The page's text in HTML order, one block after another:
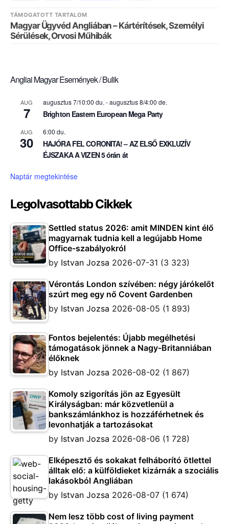
TÁMOGATOTT TARTALOM
Magyar Ügyvéd Angliában – Kártérítések, Személyi
Sérülések, Orvosi Műhibák
Angliai Magyar Események / Bulik
AUG
7
augusztus 7/10:00 du. -augusztus 8/4:00 de.
Brighton Eastern European Mega Party
AUG
30
6:00 du.
HAJÓRA FEL CORONITA! – AZ ELSŐ EXKLUZÍV
ÉJSZAKA A VIZEN 5 órán át
Naptár megtekintése
Legolvasottabb Cikkek
Settled status 2026: amit MINDEN kint élő
magyarnak tudnia kell a legújabb Home
Office-szabályokról
by Istvan Jozsa 2026-07-31 (3 323)
Vérontás London szívében: négy járókelőt
szúrt meg egy nő Covent Gardenben
by Istvan Jozsa 2026-08-05 (1 893)
Fontos bejelentés: Újabb megélhetési
támogatások jönnek a Nagy-Britanniában
élőknek
by Istvan Jozsa 2026-08-02 (1 867)
Komoly szigorítás jön az Egyesült
Királyságban: már közvetlenül a
bankszámlánkhoz is hozzáférhetnek és
levonhatják a tartozásokat
by Istvan Jozsa 2026-08-06 (1 728)
Elképesztő és sokakat felháborító ötlettel
álltak elő: a külföldieket kizárnák a szociális
lakásokból Angliában
by Istvan Jozsa 2026-08-07 (1 674)
Nem lesz több cost of living payment